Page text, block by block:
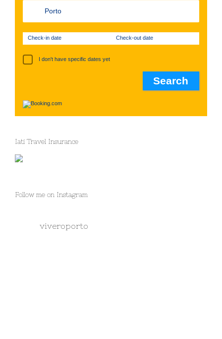
Check-in date Check-out date
I don't have specific dates yet
Iati Travel Insurance
Follow me on Instagram
viveroporto